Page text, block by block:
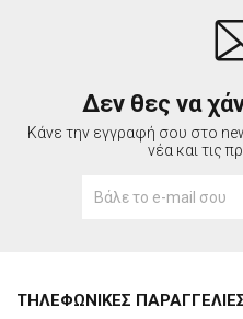
Δεν θες να
Κάνε την εγγραφή σου στο
νέα και τις
ΤΗΛΕΦΩΝΙΚΕΣ